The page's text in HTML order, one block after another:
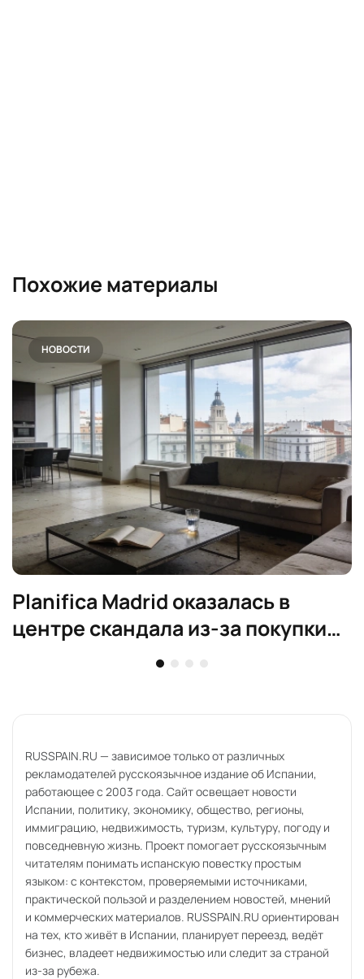
Похожие материалы
НОВОСТИ
Planifica Madrid оказалась в
центре скандала из-за покупки
элитного жилья
3 минут чтенияопубликовано07.05.2026, 07:10
В деле Montoro защита
оспаривает ключевые выводы
полиции и Hacienda